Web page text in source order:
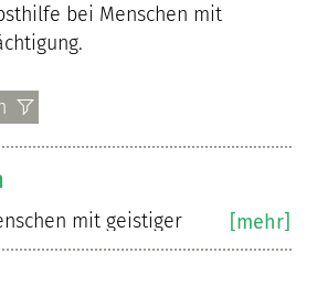
bei Menschen mit
mit geistiger
[mehr]